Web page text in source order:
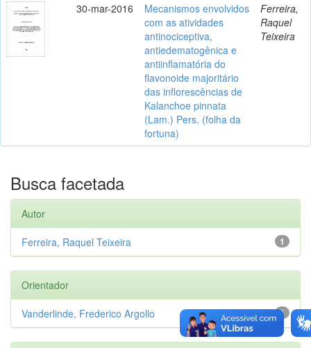
30-mar-2016
Mecanismos envolvidos
com as atividades
antinociceptiva,
antiedematogênica e
antiinflamatória do
flavonoide majoritário
das inflorescências de
Kalanchoe pinnata
(Lam.) Pers. (folha da
fortuna)
Ferreira,
Raquel
Teixeira
Busca facetada
Autor
1
Ferreira, Raquel Teixeira
Orientador
1
Vanderlinde, Frederico Argollo